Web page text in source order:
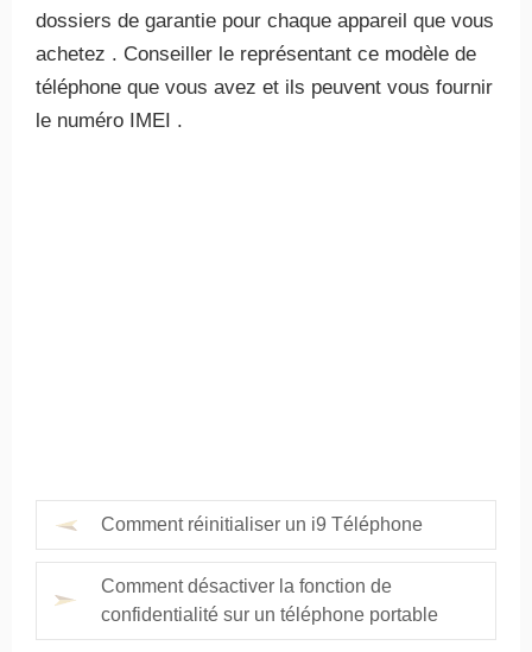
dossiers de garantie pour chaque appareil que vous
achetez . Conseiller le représentant ce modèle de
téléphone que vous avez et ils peuvent vous fournir
le numéro IMEI .
Comment réinitialiser un i9 Téléphone
Comment désactiver la fonction de
confidentialité sur un téléphone portable